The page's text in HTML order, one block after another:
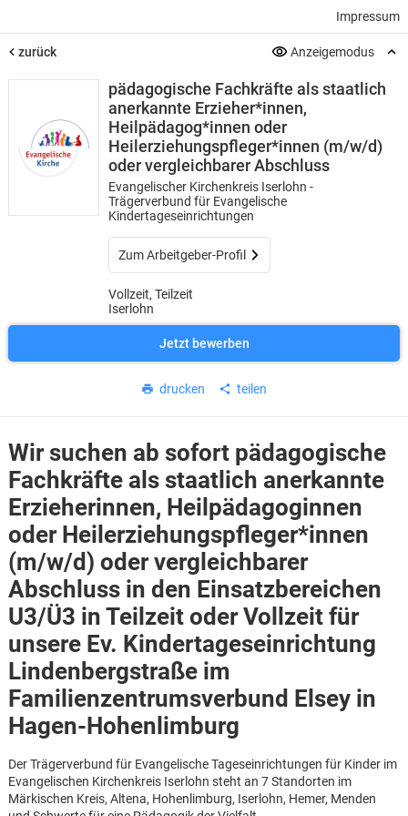
Impressum
zurück Anzeigemodus
pädagogische Fachkräfte als staatlich
anerkannte Erzieher*innen,
Heilpädagog*innen oder
Heilerziehungspfleger*innen (m/w/d)
oder vergleichbarer Abschluss
Evangelischer Kirchenkreis Iserlohn -
Trägerverbund für Evangelische
Kindertageseinrichtungen
Zum Arbeitgeber-Profil
Vollzeit, Teilzeit
Iserlohn
Jetzt bewerben
drucken teilen
Wir suchen ab sofort pädagogische
Fachkräfte als staatlich anerkannte
Erzieherinnen, Heilpädagoginnen
oder Heilerziehungspfleger*innen
(m/w/d) oder vergleichbarer
Abschluss in den Einsatzbereichen
U3/Ü3 in Teilzeit oder Vollzeit für
unsere Ev. Kindertageseinrichtung
Lindenbergstraße im
Familienzentrumsverbund Elsey in
Hagen-Hohenlimburg
Der Trägerverbund für Evangelische Tageseinrichtungen für Kinder im
Evangelischen Kirchenkreis Iserlohn steht an 7 Standorten im
Märkischen Kreis, Altena, Hohenlimburg, Iserlohn, Hemer, Menden
Karte anzeigen